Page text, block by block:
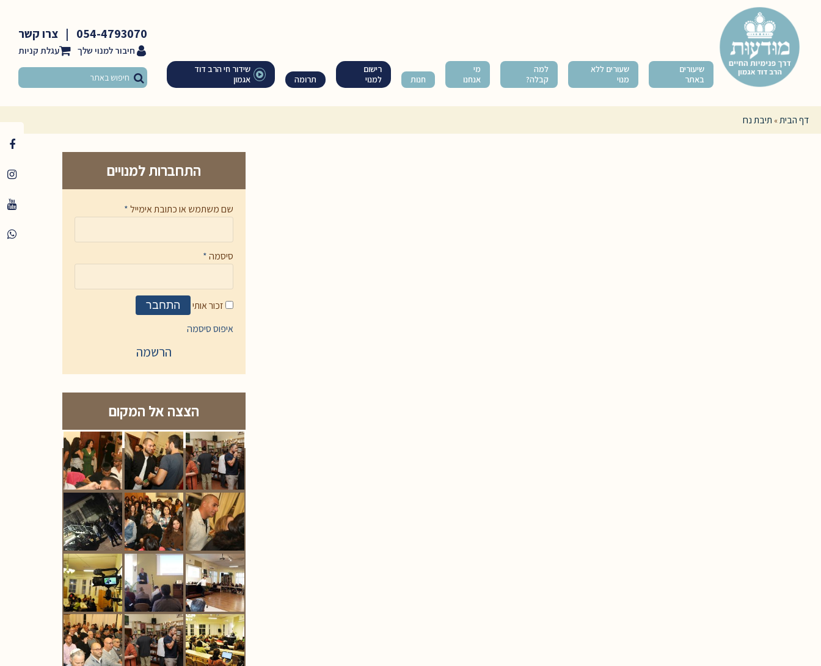
שיעורים
באתר
שעורים ללא
מנוי
למה
קבלה?
מי
אנחנו
חנות
רישום
למנוי
תרומה
שידור חי הרב דוד
אגמון
054-4793070
| צרו קשר
חיבור למנוי שלך
דף הבית» תיבת נח
התחברות למנויים
שם משתמש או כתובת אימייל*
סיסמה*
זכור אותי התחבר
איפוס סיסמה
הרשמה
הצצה אל המקום